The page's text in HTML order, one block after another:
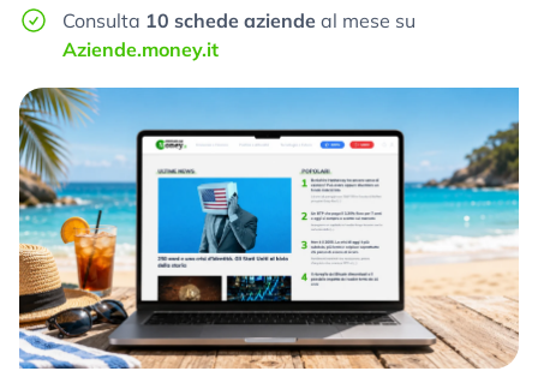
Consulta 10 schede aziende al mese su
Aziende.money.it